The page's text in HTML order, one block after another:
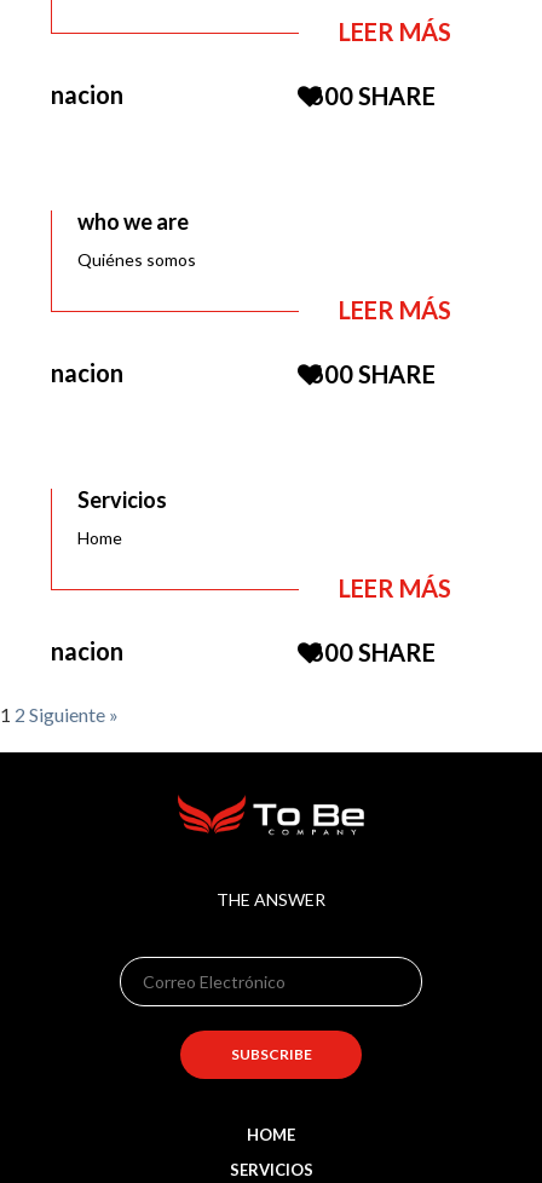
LEER MÁS
nacion 600SHARE
who we are
Quiénes somos
LEER MÁS
nacion 600SHARE
Servicios
Home
LEER MÁS
nacion 600SHARE
1 2 Siguiente »
THE ANSWER
HOME
SERVICIOS